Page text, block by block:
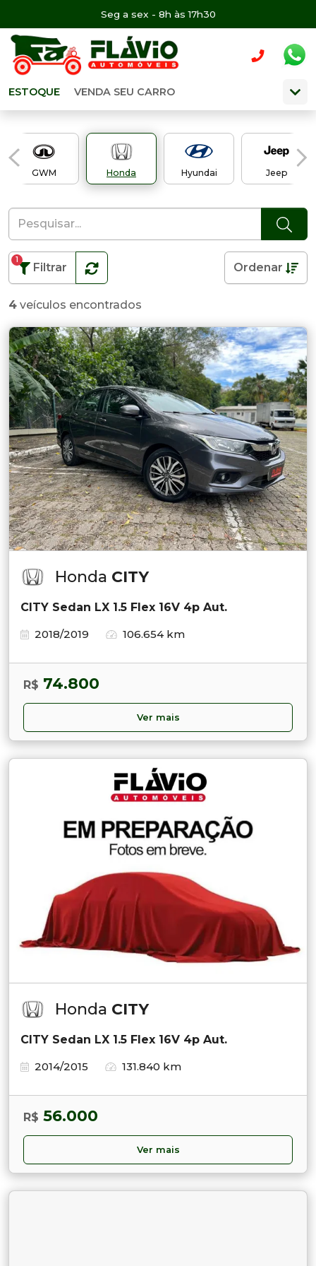
Seg a sex - 8h às 17h30
ESTOQUE VENDA SEU CARRO
GWM Honda Hyundai Jeep
Filtrar
1
Ordenar
4 veículos encontrados
Honda CITY
CITY Sedan LX 1.5 Flex 16V 4p Aut.
2018/2019
106.654 km
R$ 74.800
Ver mais
Honda CITY
CITY Sedan LX 1.5 Flex 16V 4p Aut.
2014/2015
131.840 km
R$ 56.000
Ver mais